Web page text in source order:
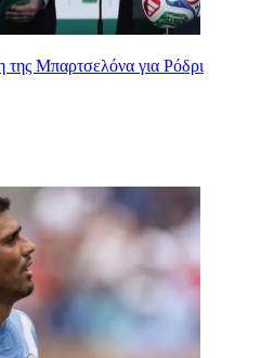
Μπαρτσελόνα για Ρόδρι